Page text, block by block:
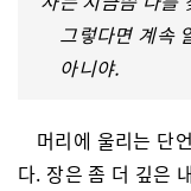
그렇다면 계속
아니야.
머리에 울리는 단
다. 장은 좀 더 깊은